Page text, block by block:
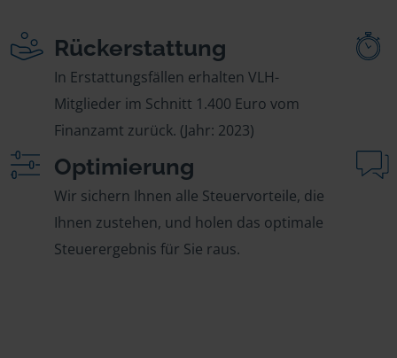
Rückerstattung
In Erstattungsfällen erhalten VLH-
Mitglieder im Schnitt 1.400 Euro vom
Finanzamt zurück. (Jahr: 2023)
Optimierung
Wir sichern Ihnen alle Steuervorteile, die
Ihnen zustehen, und holen das optimale
Steuerergebnis für Sie raus.